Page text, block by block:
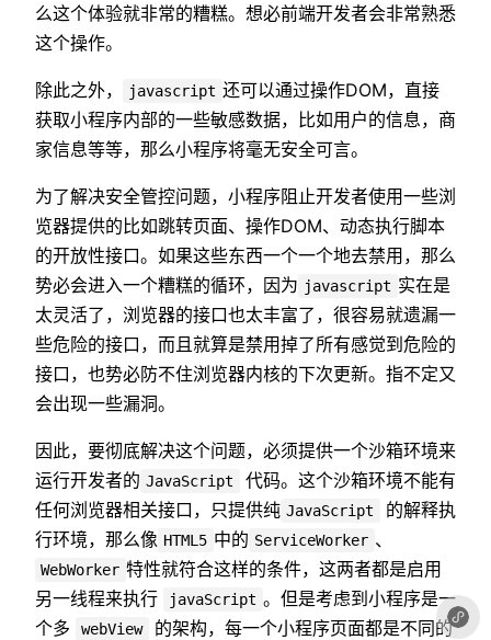
么这个体验就非常的糟糕。想必前端开发者会非常熟悉
这个操作。
除此之外， javascript 还可以通过操作DOM，直接
获取小程序内部的一些敏感数据，比如用户的信息，商
家信息等等，那么小程序将毫无安全可言。
为了解决安全管控问题，小程序阻止开发者使用一些浏
览器提供的比如跳转页面、操作DOM、动态执行脚本
的开放性接口。如果这些东西一个一个地去禁用，那么
势必会进入一个糟糕的循环，因为 javascript 实在是
太灵活了，浏览器的接口也太丰富了，很容易就遗漏一
些危险的接口，而且就算是禁用掉了所有感觉到危险的
接口，也势必防不住浏览器内核的下次更新。指不定又
会出现一些漏洞。
因此，要彻底解决这个问题，必须提供一个沙箱环境来
运行开发者的 JavaScript
代码。这个沙箱环境不能有
任何浏览器相关接口，只提供纯 JavaScript
的解释执
行环境，那么像 HTML5 中的 ServiceWorker 、
WebWorker 特性就符合这样的条件，这两者都是启用
另一线程来执行
javaScript 。但是考虑到小程序是一
个多
webView 的架构，每一个小程序页面都是不同的